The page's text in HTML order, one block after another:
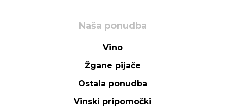
Naša ponudba
Vino
Žgane pijače
Ostala ponudba
Vinski pripomočki